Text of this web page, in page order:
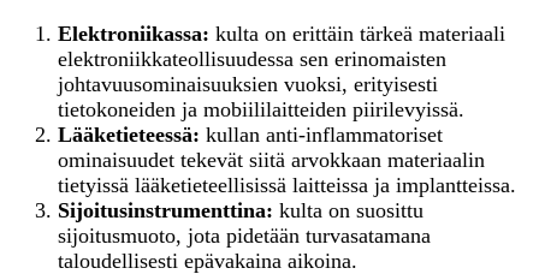
Elektroniikassa: kulta on erittäin tärkeä materiaali
elektroniikkateollisuudessa sen erinomaisten
johtavuusominaisuuksien vuoksi, erityisesti
tietokoneiden ja mobiililaitteiden piirilevyissä.
Lääketieteessä: kullan anti-inflammatoriset
ominaisuudet tekevät siitä arvokkaan materiaalin
tietyissä lääketieteellisissä laitteissa ja implantteissa.
Sijoitusinstrumenttina: kulta on suosittu
sijoitusmuoto, jota pidetään turvasatamana
taloudellisesti epävakaina aikoina.